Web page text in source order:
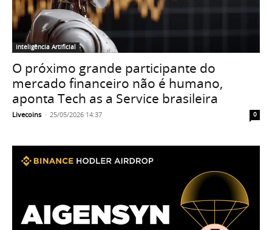
Inteligência Artificial
O próximo grande participante do
mercado financeiro não é humano,
aponta Tech as a Service brasileira
Livecoins - 25/05/2026 14:37 0